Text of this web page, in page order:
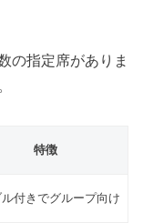
の指定席がありま
特徴
付きでグループ向け